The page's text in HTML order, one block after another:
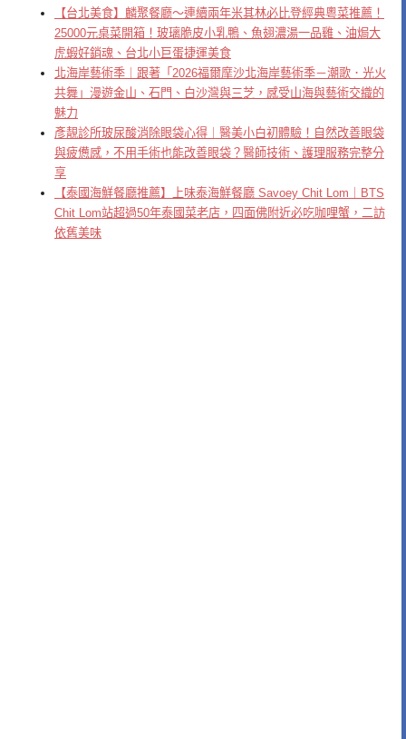
【台北美食】麟聚餐廳～連續兩年米其林必比登經典粵菜推薦！
25000元桌菜開箱！玻璃脆皮小乳鴨、魚翅濃湯一品雞、油焗大
虎蝦好銷魂、台北小巨蛋捷運美食
北海岸藝術季｜跟著「2026福爾摩沙北海岸藝術季－潮歌．光火
共舞」漫遊金山、石門、白沙灣與三芝，感受山海與藝術交織的
魅力
彥靚診所玻尿酸消除眼袋心得｜醫美小白初體驗！自然改善眼袋
與疲憊感，不用手術也能改善眼袋？醫師技術、護理服務完整分
享
【泰國海鮮餐廳推薦】上味泰海鮮餐廳 Savoey Chit Lom｜BTS
Chit Lom站超過50年泰國菜老店，四面佛附近必吃咖哩蟹，二訪
依舊美味